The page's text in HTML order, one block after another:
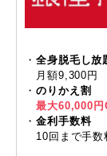
・ 全身脱毛し放
月額9,300円
・ のりかえ割
最大60,000円
・ 金利手数料
10回まで手数